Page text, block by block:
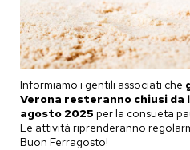
Informiamo i gentili associati che
Verona resteranno chiusi da
agosto 2025 per la consueta
Le attività riprenderanno
Buon Ferragosto!